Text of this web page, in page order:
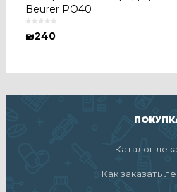
Beurer PO40
₪240
Каталог
Как заказать